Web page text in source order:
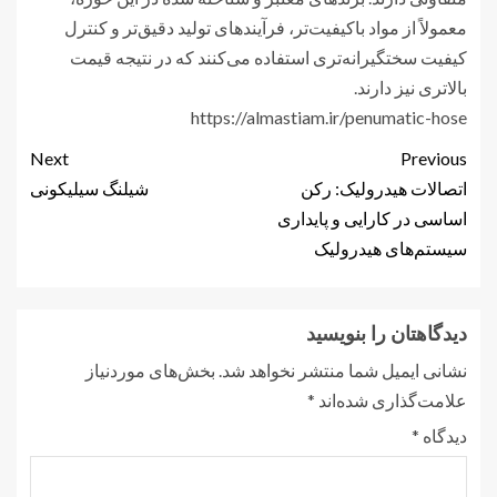
معمولاً از مواد باکیفیت‌تر، فرآیندهای تولید دقیق‌تر و کنترل
کیفیت سختگیرانه‌تری استفاده می‌کنند که در نتیجه قیمت
بالاتری نیز دارند.
https://almastiam.ir/penumatic-hose
Previous
اتصالات هیدرولیک: رکن
اساسی در کارایی و پایداری
سیستم‌های هیدرولیک
Next
شیلنگ سیلیکونی
دیدگاهتان را بنویسید
نشانی ایمیل شما منتشر نخواهد شد. بخش‌های موردنیاز
علامت‌گذاری شده‌اند *
دیدگاه *